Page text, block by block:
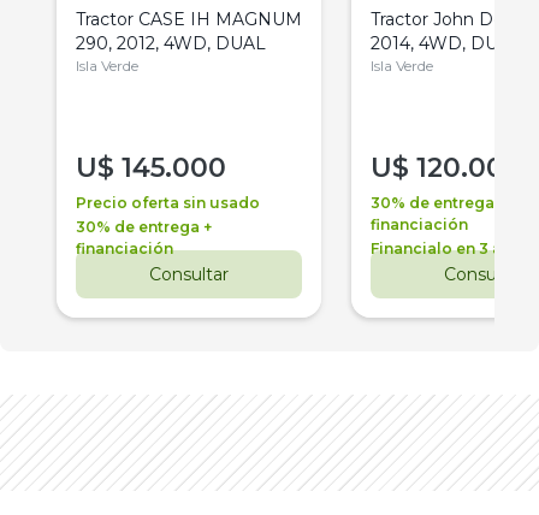
Tractor CASE IH MAGNUM
290, 2012, 4WD, DUAL
Isla Verde
U$ 145.000
Precio oferta sin usado
30% de entrega +
financiación
Consultar
Tractor John Deere
2014, 4WD, DUAL
Isla Verde
U$ 120.000
30% de entrega +
financiación
Financialo en 3 años
Consultar